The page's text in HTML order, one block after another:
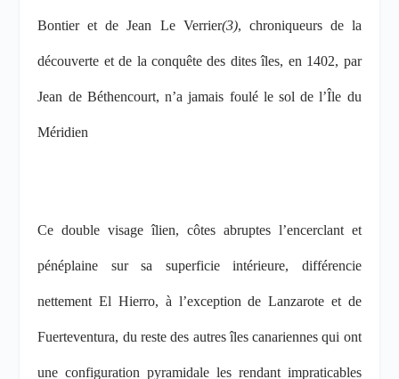
Bontier et de Jean Le Verrier(3), chroniqueurs de la
découverte et de la conquête des dites îles, en 1402, par
Jean de Béthencourt, n’a jamais foulé le sol de l’Île du
Méridien
Ce double visage îlien, côtes abruptes l’encerclant et
pénéplaine sur sa superficie intérieure, différencie
nettement El Hierro, à l’exception de Lanzarote et de
Fuerteventura, du reste des autres îles canariennes qui ont
une configuration pyramidale les rendant impraticables